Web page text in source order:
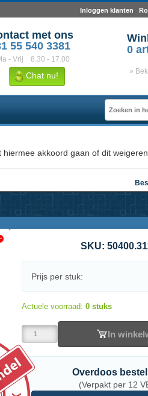
Inloggen klanten
met ons
55 540 3381
- Vrij 8.30 - 17.00
Chat nu!
0
»
akkoord gaan of dit weigeren.
SKU:
Prijs per stuk:
Actuele voorraad: 0 stuks
In
Overdoos
(Verpakt per 12